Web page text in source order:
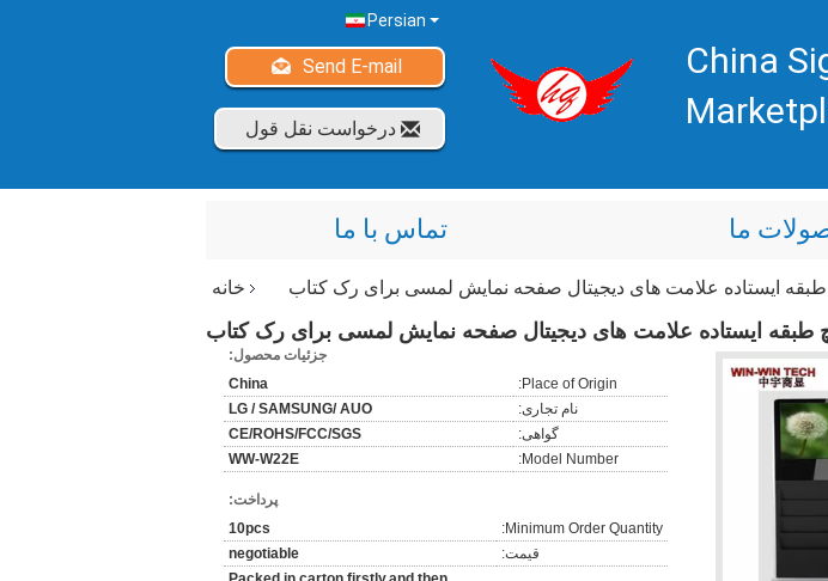
China
Persian
Send E-mail
درخواست نقل قول
ما تماس با ما
خانه
جزئیات محصول:
Place of Origin:
China
نام تجاری:
LG / SAMSUNG/ AUO
گواهی:
CE/ROHS/FCC/SGS
Model Number:
WW-W22E
پرداخت:
Minimum Order Quantity:
10pcs
قیمت:
negotiable